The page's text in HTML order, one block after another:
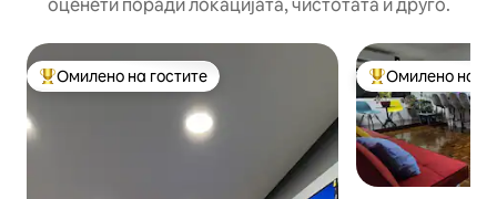
оценети поради локацијата, чистотата и друго.
Меѓу најуспешните „Омилени на гостите“
Омилено на гостите МеѓуОмилено на